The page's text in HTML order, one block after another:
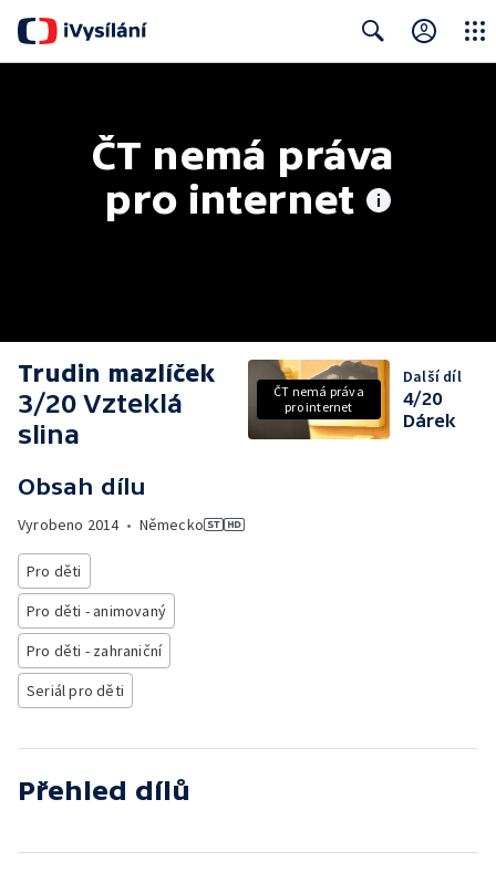
ČT nemá práva
pro internet
Trudin mazlíček
3/20 Vzteklá
slina
Obsah dílu
Vyrobeno 2014• Německo
Pro děti
Pro děti - animovaný
Pro děti - zahraniční
Seriál pro děti
ČT nemá práva
pro internet
Další díl
4/20
Dárek
Přehled dílů